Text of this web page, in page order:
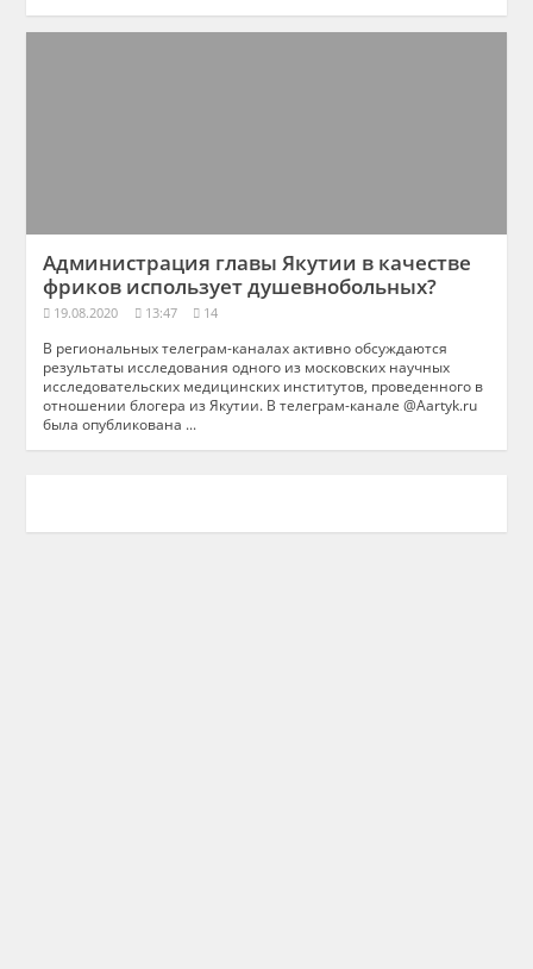
Администрация главы Якутии в качестве
фриков использует душевнобольных?
19.08.2020 13:47 14
В региональных телеграм-каналах активно обсуждаются
результаты исследования одного из московских научных
исследовательских медицинских институтов, проведенного в
отношении блогера из Якутии. В телеграм-канале @Aartyk.ru
была опубликована ...